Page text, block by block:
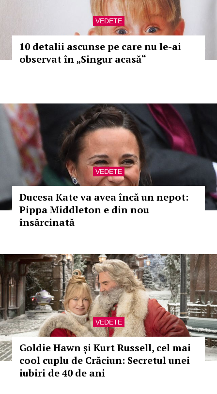
VEDETE
10 detalii ascunse pe care nu le-ai
observat în „Singur acasă“
VEDETE
Ducesa Kate va avea încă un nepot:
Pippa Middleton e din nou
însărcinată
VEDETE
Goldie Hawn și Kurt Russell, cel mai
cool cuplu de Crăciun: Secretul unei
iubiri de 40 de ani